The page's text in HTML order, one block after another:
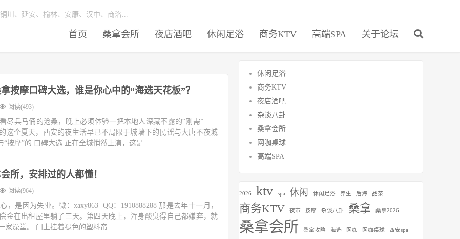
川、延安、榆林、安康、汉中、商洛...
首页 桑拿会所 夜店酒吧 休闲足浴 商务KTV 高端SPA 关于论坛
按摩口碑大选，谁是你心中的“海选天花板”？
阅读(493)
尽兵马俑的沧桑，晚上必须体验一把本地人深藏不露的“刚需”——
这个夏天，西安的夜生活早已不局限于城墙下的民谣与大唐不夜城
“按摩”的 口碑大选 正在全城悄然上演，这是...
所，安排过的人都懂！
阅读(964)
，是因为失业。微：xaxy863 QQ：1910888288 那是去年十一月，
金在出租屋里躺了三天。第四天晚上，浑身酸臭得自己都嫌弃，就
家澡堂。 门上挂着褪色的塑料帘...
休闲足浴
商务KTV
夜店酒吧
杂谈八卦
桑拿会所
网咖桌球
高端SPA
2026 ktv spa 休闲 休闲足浴 养生 后海 品茶
商务KTV 夜市 按摩 杂谈八卦 桑拿 桑拿2026
桑拿会所 桑拿攻略 海选 网咖 网咖桌球 西安spa